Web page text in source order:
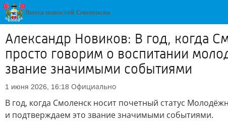
Александр Новиков: В год, когда
просто говорим о воспитании
звание значимыми событиями
1 июня 2026, 16:18 Официально
В год, когда Смоленск носит почетный статус
и подтверждаем это звание значимыми событиями.